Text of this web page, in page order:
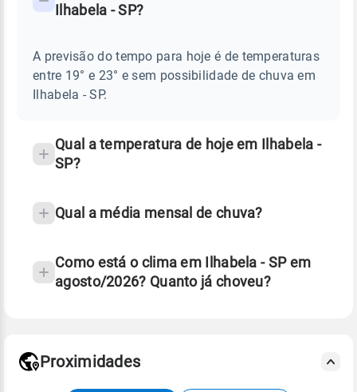
TEMPO
ILHABELA
Perguntas
sobre
chuva
Ilhabela - SP?
A previsão do tempo para hoje é de temperaturas
entre 19° e 23° e sem possibilidade de chuva em
Ilhabela - SP.
Qual a temperatura de hoje em Ilhabela -
SP?
Qual a média mensal de chuva?
Como está o clima em Ilhabela - SP em
agosto/2026? Quanto já choveu?
Proximidades